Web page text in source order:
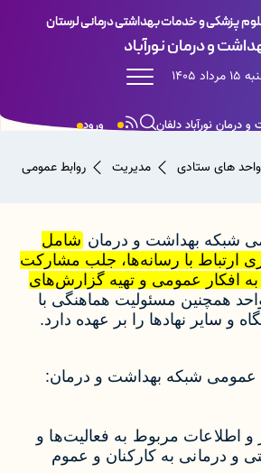
پزشکی و خدمات بهداشتی درمانی لرستان
و درمان نورآباد
1405
ورود درمان نورآباد دلفان
واحد های ستادی مدیریت روابط عمومی
شبکه بهداشت و درمان شامل
ارتباط با رسانه‌ها، جلب مشارکت
افکار عمومی و تهیه گزارش‌های
همچنین مسئولیت هماهنگی با
و سایر نهادها را بر عهده دارد.
شبکه بهداشت و درمان:
و اطلاعات مربوط به فعالیت‌ها و
و درمانی به کارکنان و عموم